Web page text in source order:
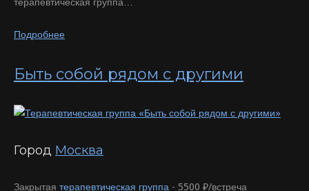
Подробнее
Быть собой рядом с другими
Город Москва
Закрытая терапевтическая группа - 5500 ₽/встреча